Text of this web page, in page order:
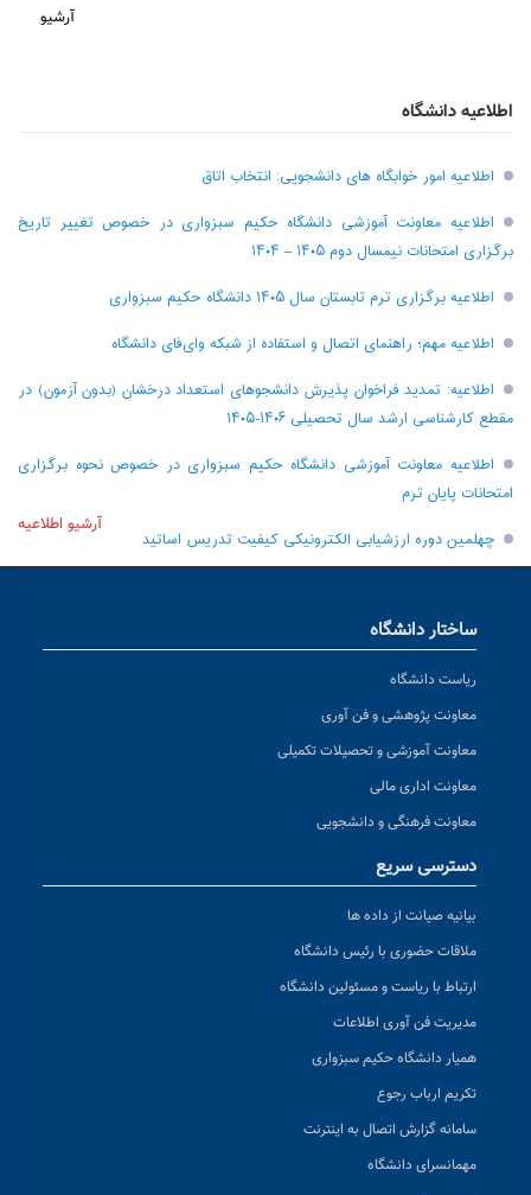
آرشیو
اطلاعیه دانشگاه
اطلاعیه امور خوابگاه های دانشجویی: انتخاب اتاق
اطلاعیه معاونت آموزشی دانشگاه حکیم سبزواری در خصوص تغییر تاریخ
برگزاری امتحانات نیمسال دوم ۱۴۰۵ – ۱۴۰۴
اطلاعیه برگزاری ترم تابستان سال ۱۴۰۵ دانشگاه حکیم سبزواری
اطلاعیه مهم؛ راهنمای اتصال و استفاده از شبکه وای‌فای دانشگاه
اطلاعیه: تمدید فراخوان پذیرش دانشجو‌های استعداد درخشان (بدون آزمون) در
مقطع کارشناسی ارشد سال تحصیلی ۱۴۰۶-۱۴۰۵
اطلاعیه معاونت آموزشی دانشگاه حکیم سبزواری در خصوص نحوه برگزاری
امتحانات پایان ترم
چهلمین دوره ارزشیابی الکترونیکی کیفیت تدریس اساتید
آرشیو اطلاعیه
ساختار دانشگاه
ریاست دانشگاه
معاونت پژوهشی و فن آوری
معاونت آموزشی و تحصیلات تکمیلی
معاونت اداری مالی
معاونت فرهنگی و دانشجویی
دسترسی سریع
بیانیه صیانت از داده ها
ملاقات حضوری با رئیس دانشگاه
ارتباط با ریاست و مسئولین دانشگاه
مدیریت فن آوری اطلاعات
همیار دانشگاه حکیم سبزواری
تکریم ارباب رجوع
سامانه گزارش اتصال به اینترنت
مهمانسرای دانشگاه